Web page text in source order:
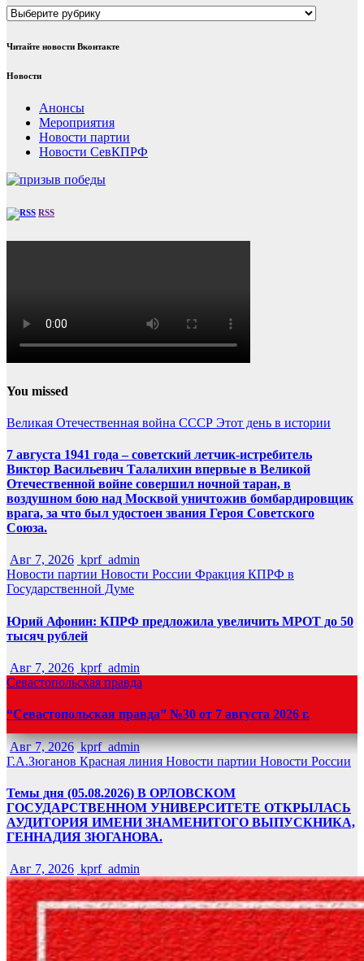
Рубрики
Читайте новости Вконтакте
Новости
Анонсы
Мероприятия
Новости партии
Новости СевКПРФ
RSS
You missed
Великая Отечественная война СССР Этот день в истории
7 августа 1941 года – советский летчик-истребитель
Виктор Васильевич Талалихин впервые в Великой
Отечественной войне совершил ночной таран, в
воздушном бою над Москвой уничтожив бомбардировщик
врага, за что был удостоен звания Героя Советского
Союза.
Авг 7, 2026 kprf_admin
Новости партии Новости России Фракция КПРФ в
Государственной Думе
Юрий Афонин: КПРФ предложила увеличить МРОТ до 50
тысяч рублей
Авг 7, 2026 kprf_admin
Севастопольская правда
“Севастопольская правда” №30 от 7 августа 2026 г.
Авг 7, 2026 kprf_admin
Г.А.Зюганов Красная линия Новости партии Новости России
Темы дня (05.08.2026) В ОРЛОВСКОМ
ГОСУДАРСТВЕННОМ УНИВЕРСИТЕТЕ ОТКРЫЛАСЬ
АУДИТОРИЯ ИМЕНИ ЗНАМЕНИТОГО ВЫПУСКНИКА,
ГЕННАДИЯ ЗЮГАНОВА.
Авг 7, 2026 kprf_admin